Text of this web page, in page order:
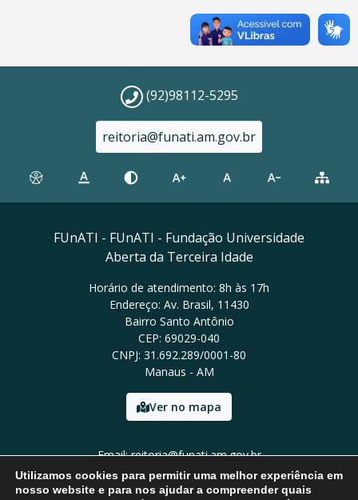
(92)98112-5295
reitoria@funati.am.gov.br
FUnATI - FUnATI - Fundação Universidade
Aberta da Terceira Idade
Horário de atendimento: 8h às 17h
Endereço: Av. Brasil, 11430
Bairro Santo Antônio
CEP: 69029-040
CNPJ: 31.692.289/0001-80
Manaus - AM
Ver no mapa
Email: reitoria@funati.am.gov.br
Tel: (92)98112-5295
Utilizamos cookies para permitir uma melhor experiência em
nosso website e para nos ajudar a compreender quais